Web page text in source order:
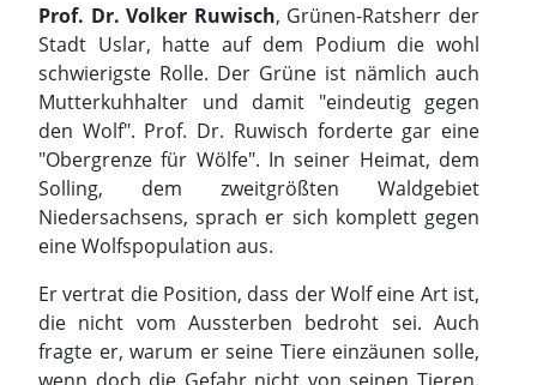
Prof. Dr. Volker Ruwisch, Grünen-Ratsherr der
Stadt Uslar, hatte auf dem Podium die wohl
schwierigste Rolle. Der Grüne ist nämlich auch
Mutterkuhhalter und damit "eindeutig gegen
den Wolf". Prof. Dr. Ruwisch forderte gar eine
"Obergrenze für Wölfe". In seiner Heimat, dem
Solling, dem zweitgrößten Waldgebiet
Niedersachsens, sprach er sich komplett gegen
eine Wolfspopulation aus.
Er vertrat die Position, dass der Wolf eine Art ist,
die nicht vom Aussterben bedroht sei. Auch
fragte er, warum er seine Tiere einzäunen solle,